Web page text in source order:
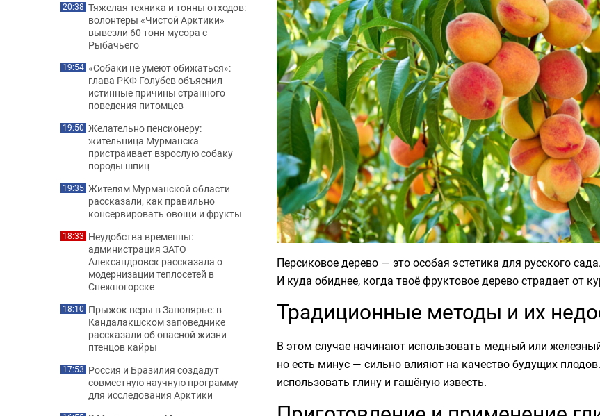
Персиковое дерево — это особая эстетика для русского
И куда обиднее, когда твоё фруктовое дерево страдает от
Традиционные методы и их
В этом случае начинают использовать медный или
но есть минус — сильно влияют на качество будущих
использовать глину и гашёную известь.
20:38 Тяжелая техника и тонны отходов:
волонтеры «Чистой Арктики»
вывезли 60 тонн мусора с
Рыбачьего
19:54 «Собаки не умеют обижаться»:
глава РКФ Голубев объяснил
истинные причины странного
поведения питомцев
19:50 Желательно пенсионеру:
жительница Мурманска
пристраивает взрослую собаку
породы шпиц
19:35 Жителям Мурманской области
рассказали, как правильно
консервировать овощи и фрукты
18:33 Неудобства временны:
администрация ЗАТО
Александровск рассказала о
модернизации теплосетей в
Снежногорске
18:10 Прыжок веры в Заполярье: в
Кандалакшском заповеднике
рассказали об опасной жизни
птенцов кайры
17:53 Россия и Бразилия создадут
совместную научную программу
для исследования Арктики